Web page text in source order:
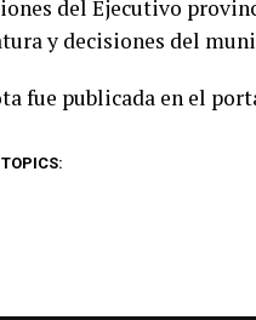
del Ejecutivo
y decisiones del
fue publicada en el
TOPICS: